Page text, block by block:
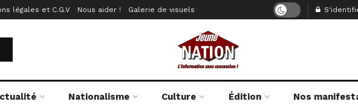
légales et C.G.V Nous aider ! Galerie de visuels
Nationalisme Culture Édition Nos